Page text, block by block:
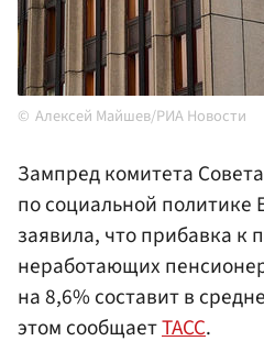
Алексей Майшев/РИА Новости
Зампред комитета
по социальной политике
заявила, что прибавка к
неработающих
на 8,6% составит в
этом сообщаетТАСС.